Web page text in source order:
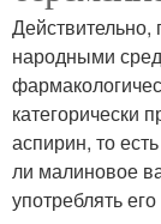
Действительно,
народными
категорически
аспирин, то
ли малиновое
употреблять